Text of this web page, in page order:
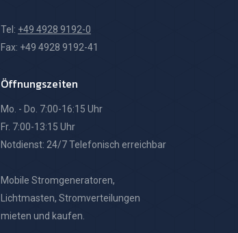
Tel: +49 4928 9192-0
Fax: +49 4928 9192-41
Öffnungszeiten
Mo. - Do. 7:00-16:15 Uhr
Fr. 7:00-13:15 Uhr
Notdienst: 24/7 Telefonisch erreichbar
Mobile Stromgeneratoren,
Lichtmasten, Stromverteilungen
mieten und kaufen.